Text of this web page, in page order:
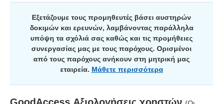
Εξετάζουμε τους προμηθευτές βάσει αυστηρών
δοκιμών και ερευνών, λαμβάνοντας παράλληλα
υπόψη τα σχόλιά σας καθώς και τις προμήθειες
συνεργασίας μας με τους παρόχους. Ορισμένοι
από τους παρόχους ανήκουν στη μητρική μας
εταιρεία. Μάθετε περισσότερα